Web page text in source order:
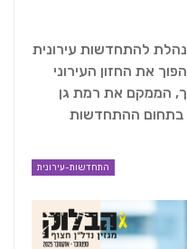
להתחדשות עירונית
את החזון העירוני
הממקם את רמת גן
בתחום ההתחדשות
התחדשות-עירונית